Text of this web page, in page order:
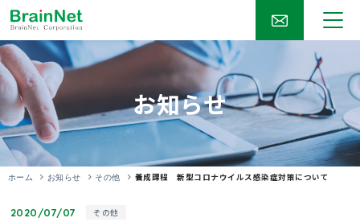
お知らせ
ホーム お知らせ その他 養成課程 新型コロナウイルス感染症対策について
2020/07/07 その他